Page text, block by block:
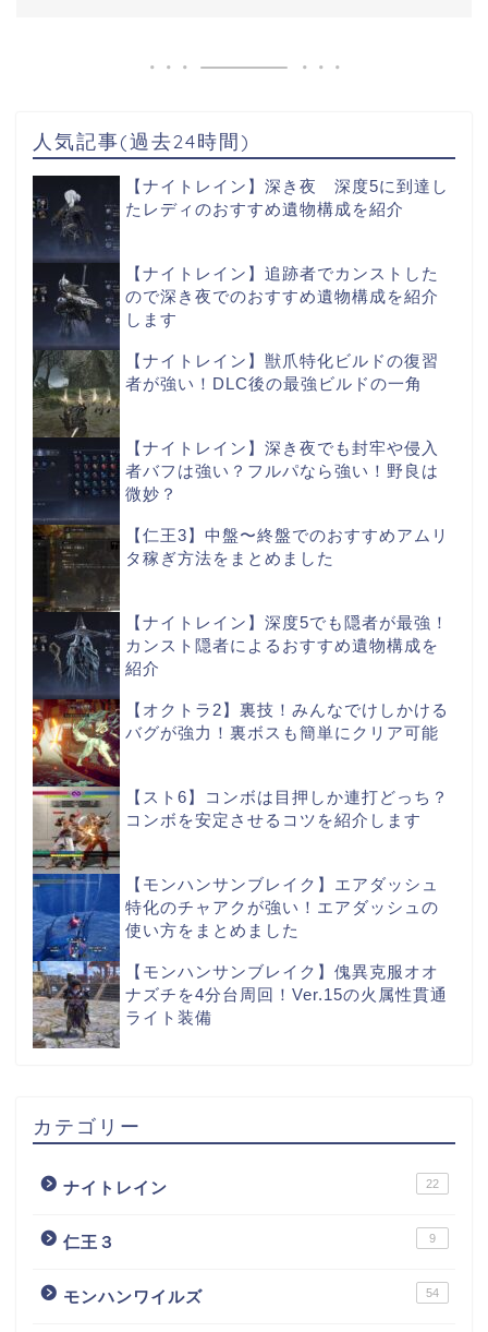
人気記事(過去24時間)
【ナイトレイン】深き夜 深度5に到達し
たレディのおすすめ遺物構成を紹介
【ナイトレイン】追跡者でカンストした
ので深き夜でのおすすめ遺物構成を紹介
します
【ナイトレイン】獣爪特化ビルドの復習
者が強い！DLC後の最強ビルドの一角
【ナイトレイン】深き夜でも封牢や侵入
者バフは強い？フルパなら強い！野良は
微妙？
【仁王3】中盤〜終盤でのおすすめアムリ
タ稼ぎ方法をまとめました
【ナイトレイン】深度5でも隠者が最強！
カンスト隠者によるおすすめ遺物構成を
紹介
【オクトラ2】裏技！みんなでけしかける
バグが強力！裏ボスも簡単にクリア可能
【スト6】コンボは目押しか連打どっち？
コンボを安定させるコツを紹介します
【モンハンサンブレイク】エアダッシュ
特化のチャアクが強い！エアダッシュの
使い方をまとめました
【モンハンサンブレイク】傀異克服オオ
ナズチを4分台周回！Ver.15の火属性貫通
ライト装備
カテゴリー
ナイトレイン 22
仁王３ 9
モンハンワイルズ 54